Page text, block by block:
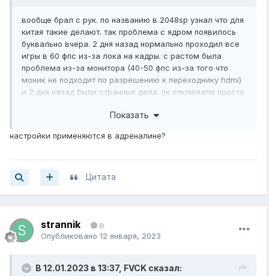
вообще брал с рук. по названию в 2048sp узнал что для
китая такие делают. так проблема с ядром появилось
буквально вчера. 2 дня назад нормально проходил все
игры в 60 фпс из-за лока на кадры. с растом была
проблема из-за монитора (40-50 фпс из-за того что
моник не подходит по разрешению к переходнику hdmi)
и 2 дня назад были странные дела. пк отключало просто
или же из-за разгона процессора и тд. при разгоне фпс
качеством. на средних 60 фпс но когда смотрю на
Показать
настройки применяются в адреналине?
Цитата
strannik 0
Опубликовано 12 января, 2023
В 12.01.2023 в 13:37, FVCK сказал: